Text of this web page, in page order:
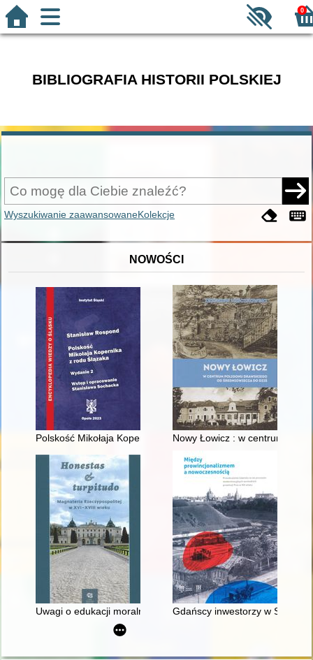
0
BIBLIOGRAFIA HISTORII POLSKIEJ
Wyszukiwanie zaawansowaneKolekcje
NOWOŚCI
Polskość Mikołaja Kopernika z rodu ŚlązakaNowy Łowicz : w centrum
Uwagi o edukacji moralnej synów szlacheckich w XVI-
Gdańscy inwestorzy w